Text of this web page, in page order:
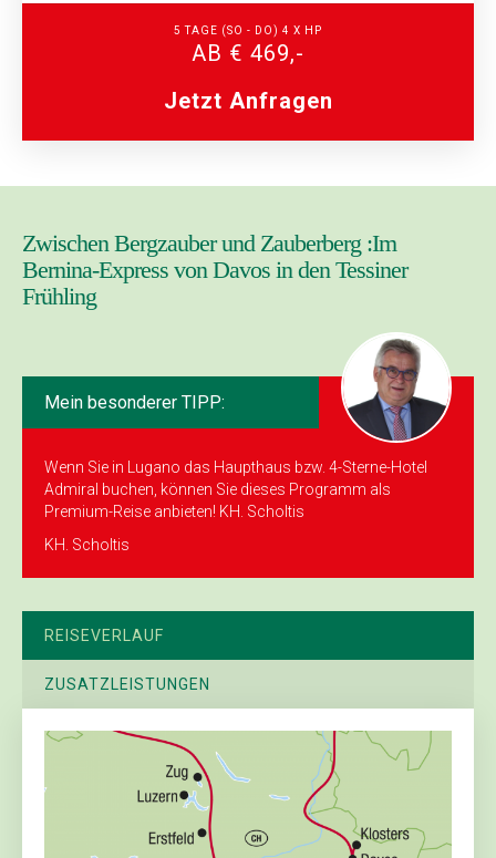
5 TAGE (SO - DO) 4 X HP
AB € 469,-
Jetzt Anfragen
Zwischen Bergzauber und Zauberberg :Im
Bernina-Express von Davos in den Tessiner
Frühling
Mein besonderer TIPP:
Wenn Sie in Lugano das Haupthaus bzw. 4-Sterne-Hotel
Admiral buchen, können Sie dieses Programm als
Premium-Reise anbieten! KH. Scholtis
KH. Scholtis
REISEVERLAUF
ZUSATZLEISTUNGEN